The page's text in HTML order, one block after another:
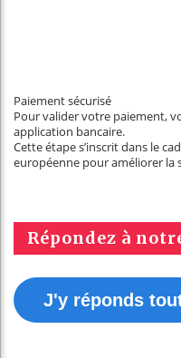
Paiement sécurisé
Pour valider votre paiement,
application bancaire.
Cette étape s’inscrit dans le
européenne pour améliorer la
Répondez à
J'y réponds